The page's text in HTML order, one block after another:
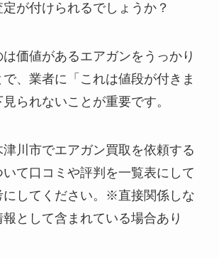
が付けられるでしょうか？
価値があるエアガンをうっかり
、業者に「これは値段が付きま
られないことが重要です。
川市でエアガン買取を依頼する
て口コミや評判を一覧表にして
にしてください。※直接関係しな
として含まれている場合あり